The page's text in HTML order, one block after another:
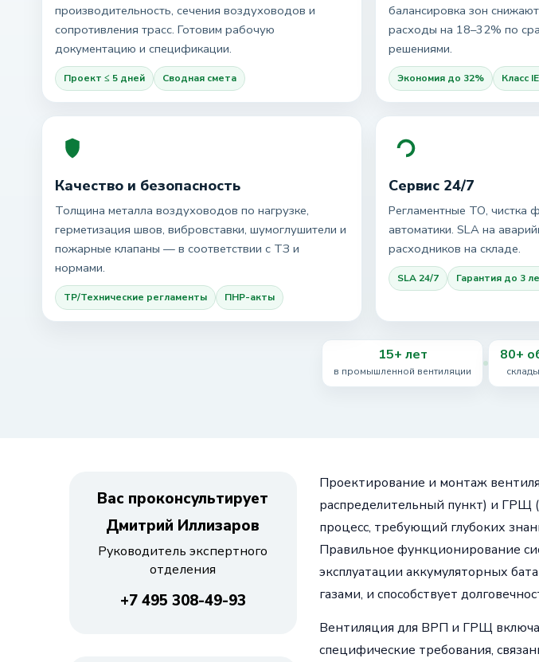
производительность, сечения воздуховодов и
сопротивления трасс. Готовим рабочую
документацию и спецификации.
Проект ≤ 5 дней Сводная смета
балансировка зон
расходы на 18–32% по
решениями.
Экономия до 32% Класс
Качество и безопасность
Толщина металла воздуховодов по нагрузке,
герметизация швов, вибровставки, шумоглушители и
пожарные клапаны — в соответствии с ТЗ и
нормами.
ТР/Технические регламенты ПНР-акты
Сервис 24/7
Регламентные ТО, чистка
автоматики. SLA на
расходников на складе.
SLA 24/7 Гарантия до 3
15+ лет
в промышленной вентиляции
80+
Вас проконсультирует
Дмитрий Иллизаров
Руководитель экспертного
отделения
+7 495 308-49-93
Проектирование и монтаж
распределительный пункт) и ГРЩ
процесс, требующий глубоких
Правильное функционирование
эксплуатации аккумуляторных
газами, и способствует
Вентиляция для ВРП и ГРЩ
специфические требования,